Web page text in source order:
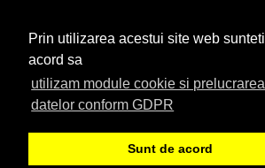
Prin utilizarea acestui site web
acord sa
utilizam module cookie si prelucrarea
datelor conform GDPR
Sunt de acord